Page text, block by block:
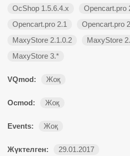
OcShop 1.5.6.4.х
Opencart.pro
Opencart.pro 2.1
Opencart.pro
MaxyStore 2.1.0.2
MaxyStore
MaxyStore 3.*
VQmod: Жоқ
Ocmod: Жоқ
Events: Жоқ
Жүктелген: 29.01.2017